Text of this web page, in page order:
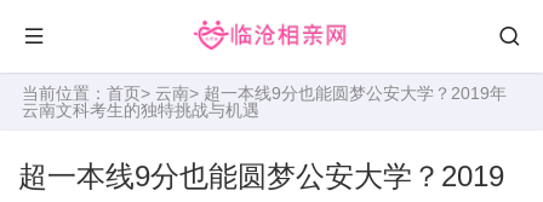
当前位置： 首页> 云南> 超一本线9分也能圆梦公安大学？2019年
云南文科考生的独特挑战与机遇
超一本线9分也能圆梦公安大学？2019